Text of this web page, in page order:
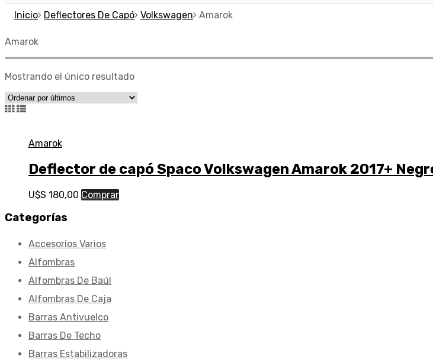
Inicio Deflectores De Capó Volkswagen Amarok
Amarok
Mostrando el único resultado
Amarok
Deflector de capó Spaco Volkswagen Amarok 2017+
U$S 180,00 Comprar
Categorías
Accesorios Varios
Alfombras
Alfombras De Baúl
Alfombras De Caja
Barras Antivuelco
Barras De Techo
Barras Estabilizadoras